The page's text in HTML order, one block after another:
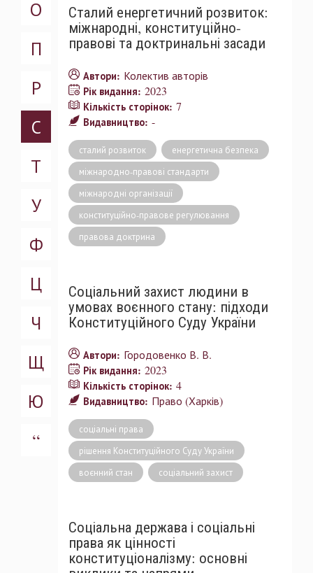
О
П
Р
С
Т
У
Ф
Ц
Ч
Щ
Ю
“
Сталий енергетичний розвиток:
міжнародні, конституційно-
правові та доктринальні засади
Автори: Колектив авторів
Рік видання: 2023
Кількість сторінок: 7
Видавництво: -
сталий розвиток
енергетична безпека
міжнародно-правові стандарти
міжнародні організації
конституційно-правове регулювання
правова доктрина
Соціальний захист людини в
умовах воєнного стану: підходи
Конституційного Суду України
Автори: Городовенко В. В.
Рік видання: 2023
Кількість сторінок: 4
Видавництво: Право (Харків)
соціальні права
рішення Конституційного Суду України
воєнний стан
соціальний захист
Соціальна держава і соціальні
права як цінності
конституціоналізму: основні